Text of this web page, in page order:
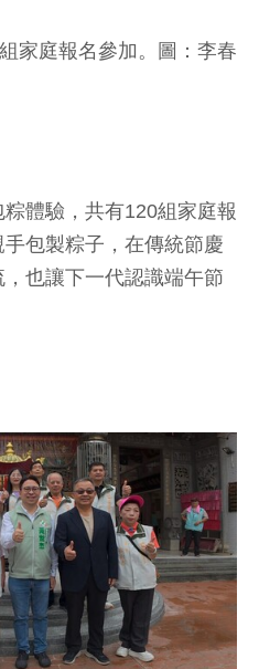
家庭報名參加。圖：李春
體驗，共有120組家庭報
包製粽子，在傳統節慶
也讓下一代認識端午節